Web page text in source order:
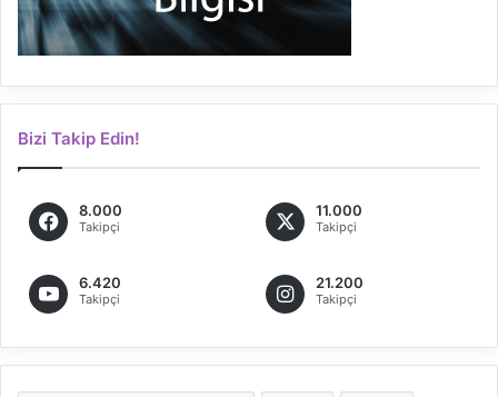
Bizi Takip Edin!
8.000
Takipçi
11.000
Takipçi
6.420
Takipçi
21.200
Takipçi